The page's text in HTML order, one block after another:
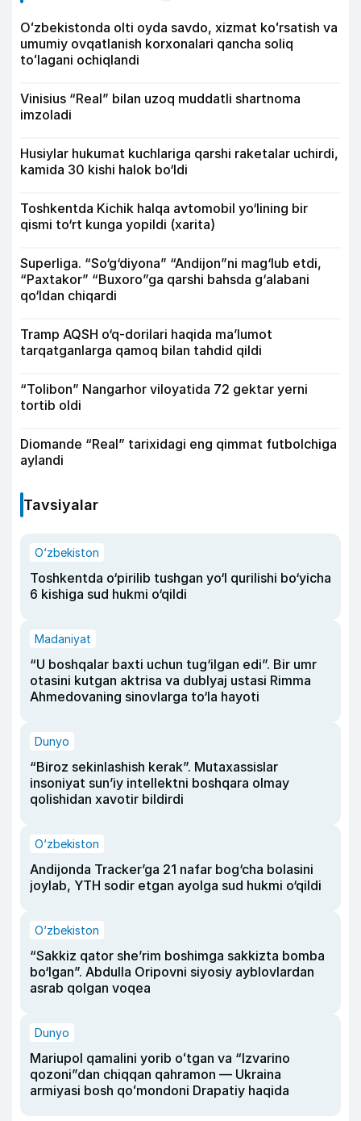
Oʻzbekistonda olti oyda savdo, xizmat koʻrsatish va
umumiy ovqatlanish korxonalari qancha soliq
toʻlagani ochiqlandi
Vinisius “Real” bilan uzoq muddatli shartnoma
imzoladi
Husiylar hukumat kuchlariga qarshi raketalar uchirdi,
kamida 30 kishi halok bo‘ldi
Toshkentda Kichik halqa avtomobil yo‘lining bir
qismi to‘rt kunga yopildi (xarita)
Superliga. “So‘g‘diyona” “Andijon”ni mag‘lub etdi,
“Paxtakor” “Buxoro”ga qarshi bahsda g‘alabani
qo‘ldan chiqardi
Tramp AQSH o‘q-dorilari haqida ma’lumot
tarqatganlarga qamoq bilan tahdid qildi
“Tolibon” Nangarhor viloyatida 72 gektar yerni
tortib oldi
Diomande “Real” tarixidagi eng qimmat futbolchiga
aylandi
Tavsiyalar
O‘zbekiston
Toshkentda o‘pirilib tushgan yo‘l qurilishi bo‘yicha
6 kishiga sud hukmi o‘qildi
Madaniyat
“U boshqalar baxti uchun tug‘ilgan edi”. Bir umr
otasini kutgan aktrisa va dublyaj ustasi Rimma
Ahmedovaning sinovlarga to‘la hayoti
Dunyo
“Biroz sekinlashish kerak”. Mutaxassislar
insoniyat sun’iy intellektni boshqara olmay
qolishidan xavotir bildirdi
O‘zbekiston
Andijonda Tracker’ga 21 nafar bog‘cha bolasini
joylab, YTH sodir etgan ayolga sud hukmi o‘qildi
O‘zbekiston
“Sakkiz qator she’rim boshimga sakkizta bomba
bo‘lgan”. Abdulla Oripovni siyosiy ayblovlardan
asrab qolgan voqea
Dunyo
Mariupol qamalini yorib oʻtgan va “Izvarino
qozoni”dan chiqqan qahramon — Ukraina
armiyasi bosh qoʻmondoni Drapatiy haqida